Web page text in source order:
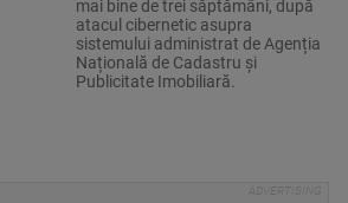
mai bine de trei săptămâni, după
atacul cibernetic asupra
sistemului administrat de Agenția
Națională de Cadastru și
Publicitate Imobiliară.